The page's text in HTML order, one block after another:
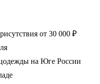
от 30 000 ₽
на Юге России